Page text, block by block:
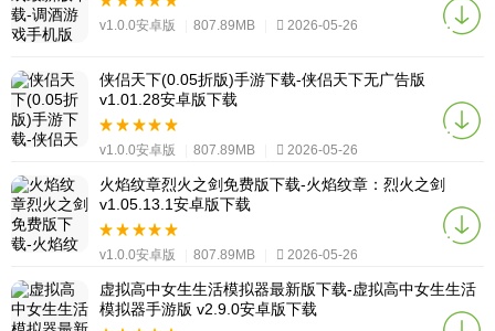
v1.0.0安卓版 807.89MB 2026-05-26
侠侣天下(0.05折版)手游下载-侠侣天下无广告版
v1.01.28安卓版下载
v1.0.0安卓版 807.89MB 2026-05-26
火焰纹章烈火之剑免费版下载-火焰纹章：烈火之剑
v1.05.13.1安卓版下载
v1.0.0安卓版 807.89MB 2026-05-26
虚拟高中女生生活模拟器最新版下载-虚拟高中女生生活
模拟器手游版 v2.9.0安卓版下载